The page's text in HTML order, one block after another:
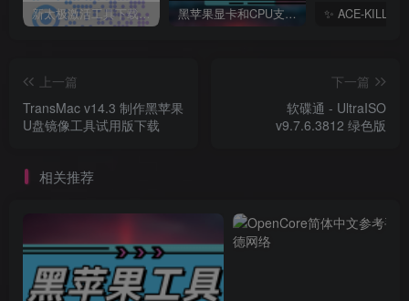
新太极激活工具下载/教程/充值/开户(QQ交流群号749113977) 黑苹果显卡和CPU支持情况以及购买硬件防踩坑指南
上一篇
TransMac v14.3 制作黑苹果
U盘镜像工具试用版下载
下一篇
软碟通 - UltraISO
v9.7.6.3812 绿色版
相关推荐